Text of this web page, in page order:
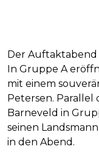
Der
In Gruppe A
mit einem
Petersen. Parallel
Barneveld in
seinen
in den Abend.